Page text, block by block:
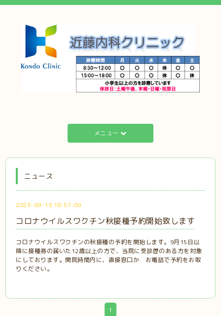
メニュー
ニュース
2023-09-19 18:57:00
コロナウイルスワクチン秋接種予約開始致します
コロナウイルスワクチンの秋接種の予約を開始します。9月15日以
降に接種券の届いた12歳以上の方で、当院に受診歴のある方を対象
にしております。開院時間内に、直接窓口か お電話で予約をお取
りください。
1